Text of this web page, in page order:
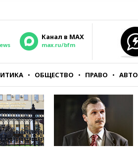
Канал в MAX
max.ru/bfm
ОБЩЕСТВО ПРАВО АВТО